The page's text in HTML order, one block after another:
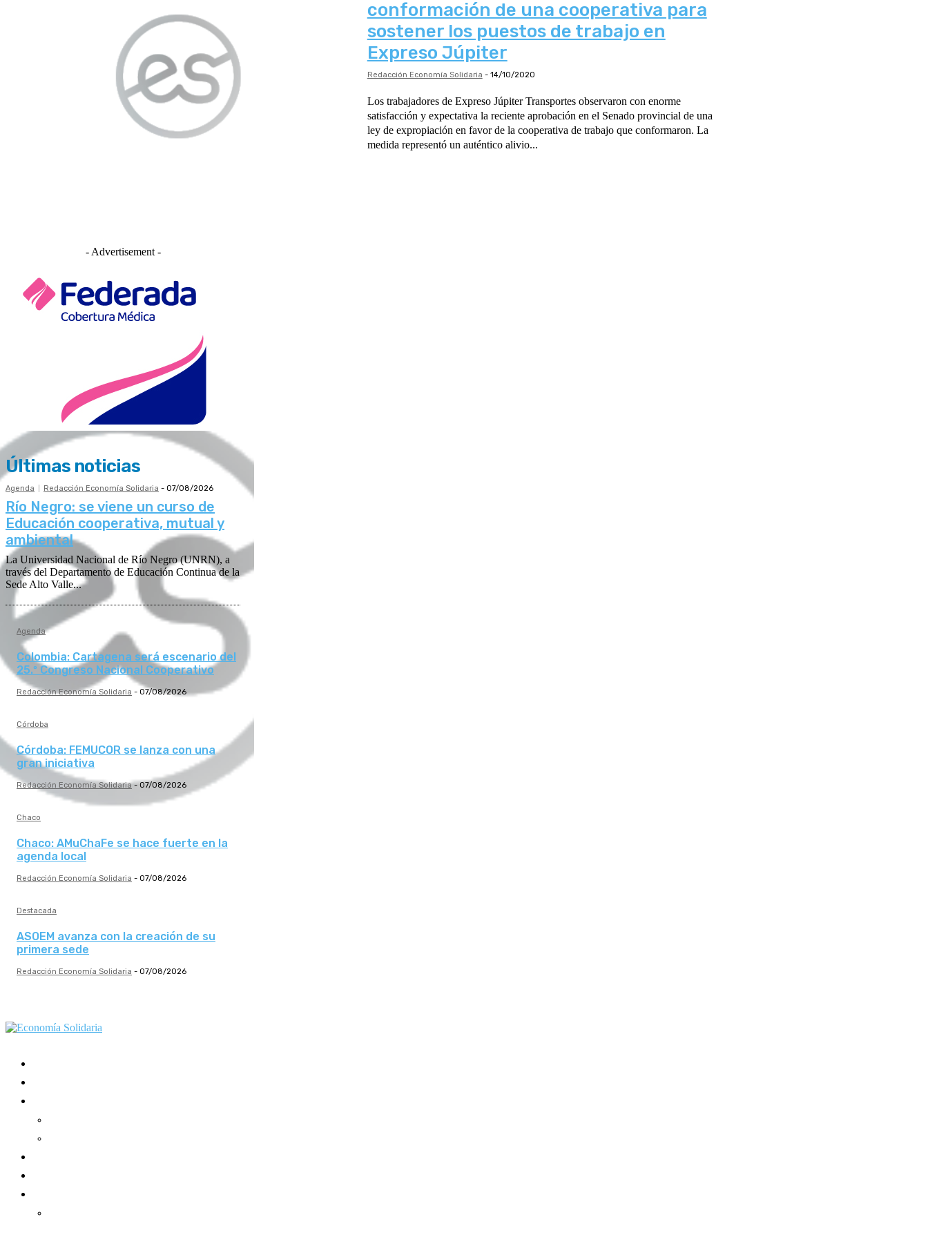
conformación de una cooperativa para
sostener los puestos de trabajo en
Expreso Júpiter
Redacción Economía Solidaria - 14/10/2020
Los trabajadores de Expreso Júpiter Transportes observaron con enorme
satisfacción y expectativa la reciente aprobación en el Senado provincial de una
ley de expropiación en favor de la cooperativa de trabajo que conformaron. La
medida representó un auténtico alivio...
- Advertisement -
Últimas noticias
Agenda Redacción Economía Solidaria - 07/08/2026
Río Negro: se viene un curso de
Educación cooperativa, mutual y
ambiental
La Universidad Nacional de Río Negro (UNRN), a
través del Departamento de Educación Continua de la
Sede Alto Valle...
Agenda
Colombia: Cartagena será escenario del
25.º Congreso Nacional Cooperativo
Redacción Economía Solidaria - 07/08/2026
Córdoba
Córdoba: FEMUCOR se lanza con una
gran iniciativa
Redacción Economía Solidaria - 07/08/2026
Chaco
Chaco: AMuChaFe se hace fuerte en la
agenda local
Redacción Economía Solidaria - 07/08/2026
Destacada
ASOEM avanza con la creación de su
primera sede
Redacción Economía Solidaria - 07/08/2026